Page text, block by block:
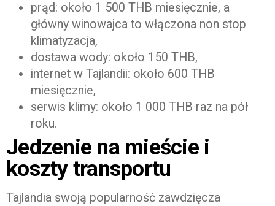
prąd: około 1 500 THB miesięcznie, a
główny winowajca to włączona non stop
klimatyzacja,
dostawa wody: około 150 THB,
internet w Tajlandii: około 600 THB
miesięcznie,
serwis klimy: około 1 000 THB raz na pół
roku.
Jedzenie na mieście i
koszty transportu
Tajlandia swoją popularność zawdzięcza